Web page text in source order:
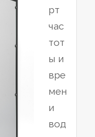
рт
час
тот
ы и
вре
мен
и
вод